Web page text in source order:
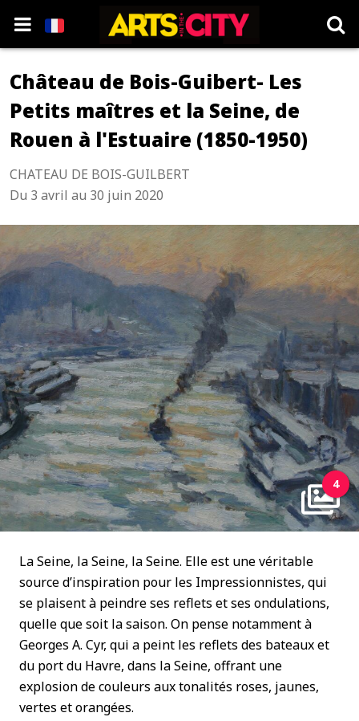
Château de Bois-Guibert- Les
Petits maîtres et la Seine, de
Rouen à l'Estuaire (1850-1950)
CHATEAU DE BOIS-GUILBERT
Du 3 avril au 30 juin 2020
4
La Seine, la Seine, la Seine. Elle est une véritable
source d’inspiration pour les Impressionnistes, qui
se plaisent à peindre ses reflets et ses ondulations,
quelle que soit la saison. On pense notamment à
Georges A. Cyr, qui a peint les reflets des bateaux et
du port du Havre, dans la Seine, offrant une
explosion de couleurs aux tonalités roses, jaunes,
vertes et orangées.